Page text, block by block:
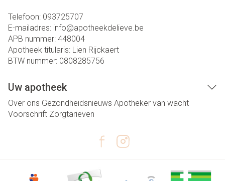
Telefoon: 093725707
E-mailadres: info@apotheekdelieve.be
APB nummer: 448004
Apotheek titularis: Lien Rijckaert
BTW nummer: 0808285756
Uw apotheek
Over ons Gezondheidsnieuws Apotheker van wacht
Voorschrift Zorgtarieven